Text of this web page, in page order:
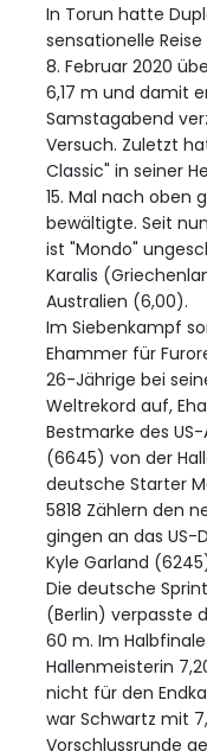
In Torun hatte
sensationelle
8. Februar 2020
6,17 m und damit
Samstagabend
Versuch. Zuletzt
Classic" in seiner
15. Mal nach oben
bewältigte. Seit
ist "Mondo"
Karalis
Australien (6,00).
Im Siebenkampf
Ehammer für
26-Jährige bei
Weltrekord auf,
Bestmarke des
(6645) von der
deutsche Starter
5818 Zählern den
gingen an das US-
Kyle Garland
Die deutsche
(Berlin) verpasste
60 m. Im
Hallenmeisterin
nicht für den
war Schwartz mit
Vorschlussrunde